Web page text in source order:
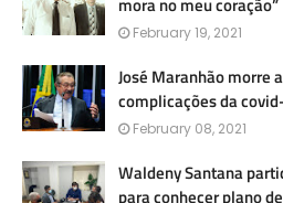
February 19, 2021
José Maranhão morre
complicações da
February 08, 2021
Waldeny Santana
para conhecer plano